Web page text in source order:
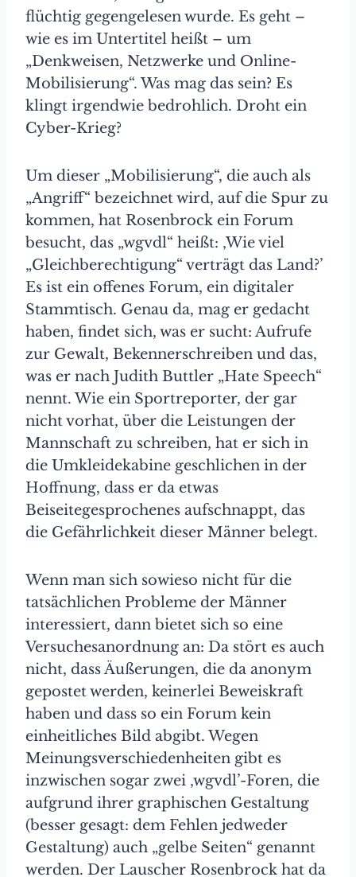
flüchtig gegengelesen wurde. Es geht –
wie es im Untertitel heißt – um
„Denkweisen, Netzwerke und Online-
Mobilisierung“. Was mag das sein? Es
klingt irgendwie bedrohlich. Droht ein
Cyber-Krieg?
Um dieser „Mobilisierung“, die auch als
„Angriff“ bezeichnet wird, auf die Spur zu
kommen, hat Rosenbrock ein Forum
besucht, das „wgvdl“ heißt: ‚Wie viel
„Gleichberechtigung“ verträgt das Land?’
Es ist ein offenes Forum, ein digitaler
Stammtisch. Genau da, mag er gedacht
haben, findet sich, was er sucht: Aufrufe
zur Gewalt, Bekennerschreiben und das,
was er nach Judith Buttler „Hate Speech“
nennt. Wie ein Sportreporter, der gar
nicht vorhat, über die Leistungen der
Mannschaft zu schreiben, hat er sich in
die Umkleidekabine geschlichen in der
Hoffnung, dass er da etwas
Beiseitegesprochenes aufschnappt, das
die Gefährlichkeit dieser Männer belegt.
Wenn man sich sowieso nicht für die
tatsächlichen Probleme der Männer
interessiert, dann bietet sich so eine
Versuchesanordnung an: Da stört es auch
nicht, dass Äußerungen, die da anonym
gepostet werden, keinerlei Beweiskraft
haben und dass so ein Forum kein
einheitliches Bild abgibt. Wegen
Meinungsverschiedenheiten gibt es
inzwischen sogar zwei ‚wgvdl’-Foren, die
aufgrund ihrer graphischen Gestaltung
(besser gesagt: dem Fehlen jedweder
Gestaltung) auch „gelbe Seiten“ genannt
werden. Der Lauscher Rosenbrock hat da